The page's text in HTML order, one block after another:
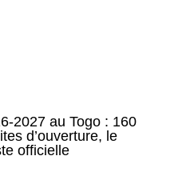
2027 au Togo : 160
d’ouverture, le
officielle